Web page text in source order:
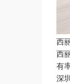
西
西
有
深